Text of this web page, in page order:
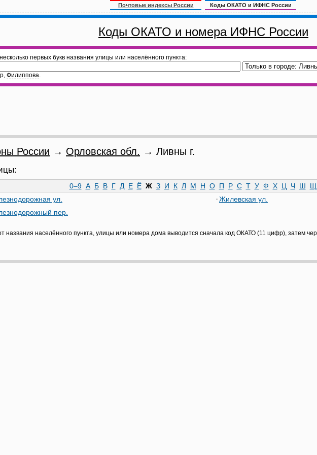
Почтовые индексы России Коды ОКАТО и ИФНС России
Коды ОКАТО и номера ИФНС России
первых букв названия улицы или населённого пункта:
Филиппова.
России → Орловская обл. → Ливны г.
0–9 А Б В Г Д Е Ё Ж З И К Л М Н О П Р С Т У Ф Х Ц Ч Ш Щ
ул.
пер.
Жилевская ул.
названия населённого пункта, улицы или номера дома выводится сначала код ОКАТО (11 цифр), затем